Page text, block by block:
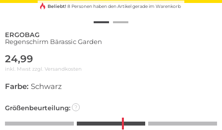
Beliebt! 8 Personen haben den Artikel gerade im Warenkorb
ERGOBAG
Regenschirm Bärassic Garden
24,99
inkl. Mwst zzgl. Versandkosten
Farbe: Schwarz
Größenbeurteilung: ?